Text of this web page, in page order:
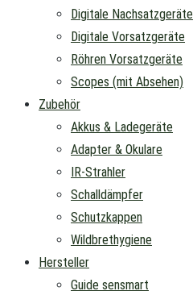
Digitale Nachsatzgeräte
Digitale Vorsatzgeräte
Röhren Vorsatzgeräte
Scopes (mit Absehen)
Zubehör
Akkus & Ladegeräte
Adapter & Okulare
IR-Strahler
Schalldämpfer
Schutzkappen
Wildbrethygiene
Hersteller
Guide sensmart